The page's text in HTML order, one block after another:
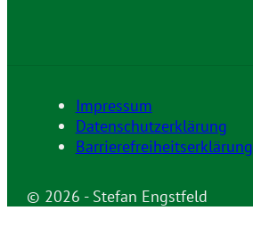
© 2026 - Stefan Engstfeld
Impressum
Datenschutzerklärung
Barrierefreiheitserklärung